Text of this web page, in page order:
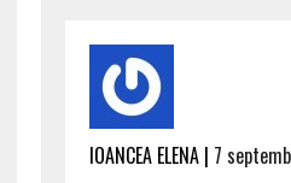
IOANCEA ELENA | 7